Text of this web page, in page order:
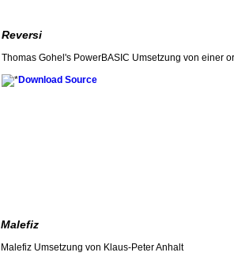
Reversi
Thomas Gohel's PowerBASIC Umsetzung von einer
Download Source
Malefiz
Malefiz Umsetzung von Klaus-Peter Anhalt